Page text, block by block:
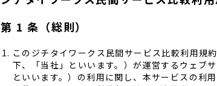
管理を求め、委託先を監督致します。
当グループは、お預かりする個人情報を正確か
る予防並びに是正の為、社内規程を整備し、必
当グループは、個人情報保護に関する社内のマ
します。
第 1 条（総則）
このジチタイワークス民間サービス比較利用規
下、「当社」といいます。）が運営するウェブ
といいます。）の利用に関し、本サービスの利